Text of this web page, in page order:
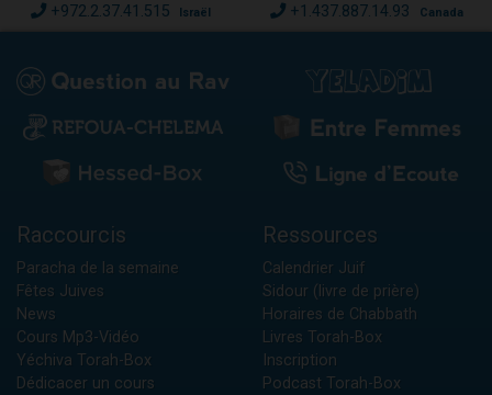
+972.2.37.41.515 Israël +1.437.887.14.93 Canada
Raccourcis
Paracha de la semaine
Fêtes Juives
News
Cours Mp3-Vidéo
Yéchiva Torah-Box
Dédicacer un cours
Ressources
Calendrier Juif
Sidour (livre de prière)
Horaires de Chabbath
Livres Torah-Box
Inscription
Podcast Torah-Box